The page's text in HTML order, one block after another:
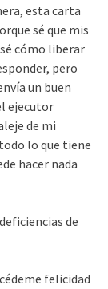
esta carta
sé que mis
cómo liberar
pero
un buen
ejecutor
de mi
lo que tiene
hacer nada
de
felicidad